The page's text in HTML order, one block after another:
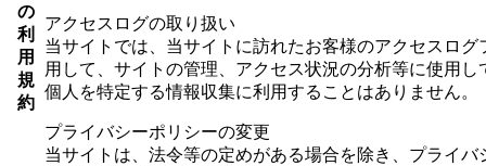
の
利
用
規
約
アクセスログの取り扱い
当サイトでは、当サイトに訪れたお客様のアクセスログ
用して、サイトの管理、アクセス状況の分析等に使用し
個人を特定する情報収集に利用することはありません。
プライバシーポリシーの変更
当サイトは、法令等の定めがある場合を除き、プライバ